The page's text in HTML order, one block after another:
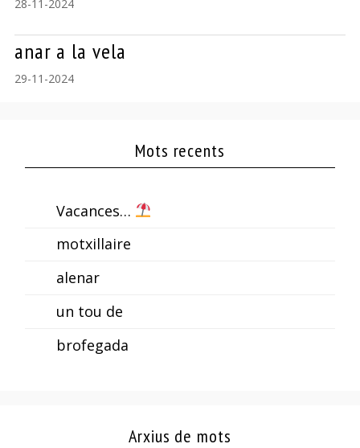
28-11-2024
anar a la vela
29-11-2024
Mots recents
Vacances…
motxillaire
alenar
un tou de
brofegada
Arxius de mots